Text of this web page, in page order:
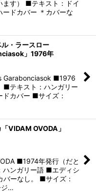
す） ■テキスト：ドイ
ドカバー ＊カバーな
・ラースロー
」1976年
Garabonciasok ■1976
■テキスト：ハンガリー
カバー ■サイズ：
VIDAM OVODA」
■1974年発行（だと
ンガリー語 ■エディシ
バーなし。 ■サイズ：
ジ…